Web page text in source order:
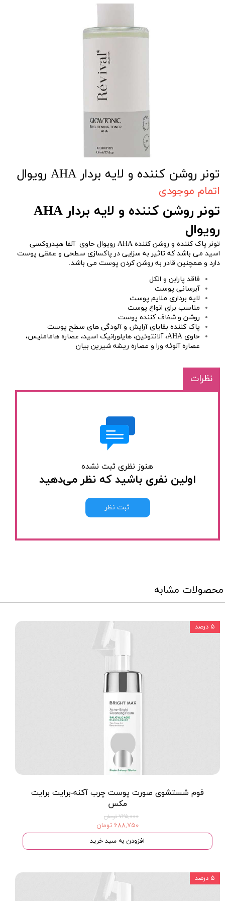
تونر روشن کننده و لایه بردار AHA رویوال
اتمام موجودی
تونر روشن کننده و لایه بردار AHA
رویوال
تونر پاک کننده و روشن کننده AHA رویوال حاوی آلفا هیدروکسی
اسید می باشد که تاثیر به سزایی در پاکسازی سطحی و عمقی پوست
دارد و همچنین قادر به روشن کردن پوست می باشد.
فاقد پارابن و الکل
آبرسانی پوست
لایه برداری ملایم پوست
مناسب برای انواع پوست
روشن و شفاف کننده پوست
پاک کننده بقایای آرایش و آلودگی های سطح پوست
حاوی AHA، آلانتوئین، هایلورانیک اسید، عصاره هاماملیس،
عصاره آلوئه ورا و عصاره ریشه شیرین بیان
نظرات
هنوز نظری ثبت نشده
اولین نفری باشید که نظر می‌دهید
ثبت نظر
محصولات مشابه
فوم شستشوی صورت پوست چرب آکنه-برایت برایت
مکس
۷۲۵,۰۰۰ تومان
۶۸۸,۷۵۰ تومان
افزودن به سبد خرید
۵ درصد
۵ درصد